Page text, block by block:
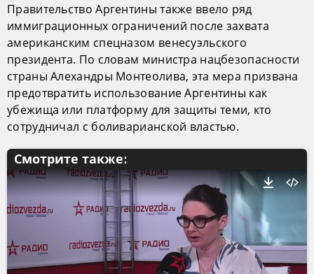
Правительство Аргентины также ввело ряд
иммиграционных ограничений после захвата
американским спецназом венесуэльского
президента. По словам министра нацбезопасности
страны Алехандры Монтеолива, эта мера призвана
предотвратить использование Аргентины как
убежища или платформу для защиты теми, кто
сотрудничал с боливарианской властью.
Смотрите также: